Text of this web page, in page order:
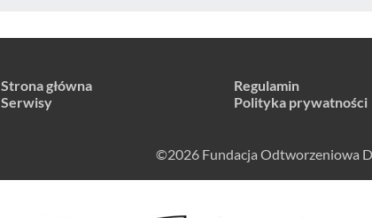
Strona główna
Serwisy
Regulamin
Polityka prywatności
©2026 Fundacja Odtworzeniowa